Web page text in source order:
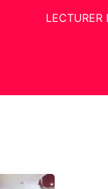
LECTURER